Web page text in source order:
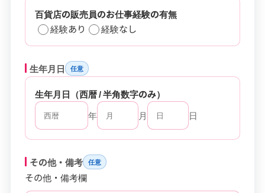
百貨店の販売員のお仕事経験の有無
経験あり
経験なし
生年月日 任意
生年月日（西暦 / 半角数字のみ）
年
月 日
その他・備考 任意
その他・備考欄